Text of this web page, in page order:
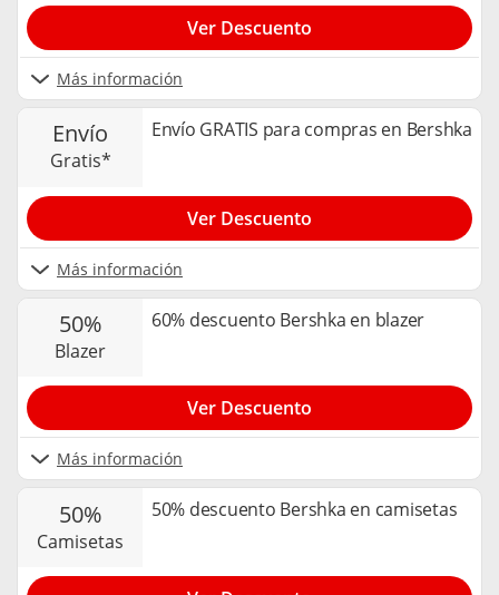
Más información
Ver Descuento
envío
gratis*
Envío GRATIS para compras en Bershka
Más información
Ver Descuento
50%
blazer
60% descuento Bershka en blazer
Más información
Ver Descuento
50%
camisetas
50% descuento Bershka en camisetas